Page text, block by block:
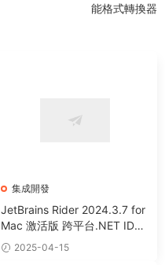
能格式轉換器
集成開發
JetBrains Rider 2024.3.7 for
Mac 激活版 跨平台.NET IDE
集成開發工具 (Intel+Apple Sil
icon)
2025-04-15